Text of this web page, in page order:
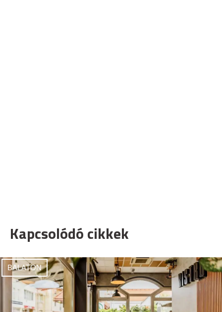
Kapcsolódó cikkek
BALATON